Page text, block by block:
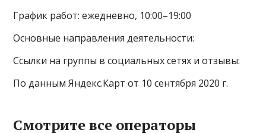
График работ: ежедневно, 10:00–19:00
Основные направления деятельности:
Ссылки на группы в социальных сетях и отзывы:
По данным Яндекс.Карт от 10 сентября 2020 г.
Смотрите все операторы